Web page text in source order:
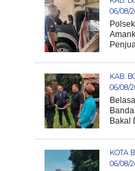
06/08/
KAB.
06/08/
Bakal
KOTA
06/08/